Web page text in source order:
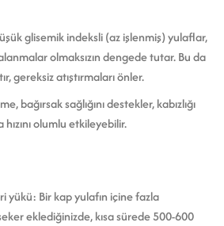
glisemik indeksli (az işlenmiş) yulaflar,
olmaksızın dengede tutar. Bu da
gereksiz atıştırmaları önler.
bağırsak sağlığını destekler, kabızlığı
olumlu etkileyebilir.
yükü: Bir kap yulafın içine fazla
eklediğinizde, kısa sürede 500-600